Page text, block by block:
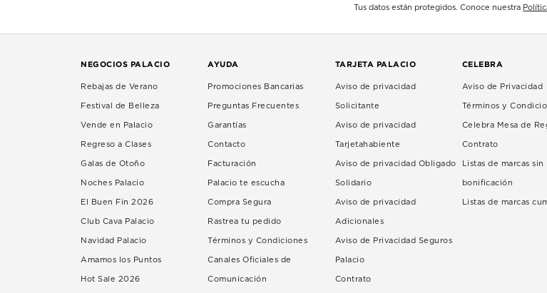
Tus datos están protegidos. Conoce nuestra
NEGOCIOS PALACIO
Rebajas de Verano
Festival de Belleza
Vende en Palacio
Regreso a Clases
Galas de Otoño
Noches Palacio
El Buen Fin 2026
Club Cava Palacio
Navidad Palacio
Amamos los Puntos
Hot Sale 2026
AYUDA
Promociones Bancarias
Preguntas Frecuentes
Garantías
Contacto
Facturación
Palacio te escucha
Compra Segura
Rastrea tu pedido
Términos y Condiciones
Canales Oficiales de
Comunicación
TARJETA PALACIO
Aviso de privacidad
Solicitante
Aviso de privacidad
Tarjetahabiente
Aviso de privacidad Obligado
Solidario
Aviso de privacidad
Adicionales
Aviso de Privacidad Seguros
Palacio
Contrato
CELEBRA
Aviso de Privacidad
Términos y
Celebra Mesa de
Contrato
Listas de marcas sin
bonificación
Listas de marcas